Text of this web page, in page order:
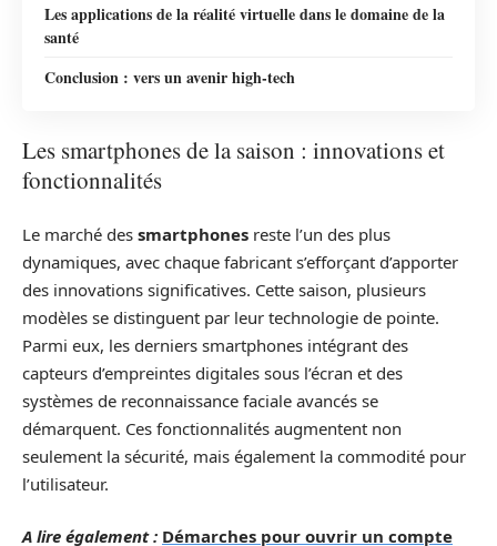
Les applications de la réalité virtuelle dans le domaine de la
santé
Conclusion : vers un avenir high-tech
Les smartphones de la saison : innovations et
fonctionnalités
Le marché des smartphones reste l’un des plus
dynamiques, avec chaque fabricant s’efforçant d’apporter
des innovations significatives. Cette saison, plusieurs
modèles se distinguent par leur technologie de pointe.
Parmi eux, les derniers smartphones intégrant des
capteurs d’empreintes digitales sous l’écran et des
systèmes de reconnaissance faciale avancés se
démarquent. Ces fonctionnalités augmentent non
seulement la sécurité, mais également la commodité pour
l’utilisateur.
A lire également : Démarches pour ouvrir un compte